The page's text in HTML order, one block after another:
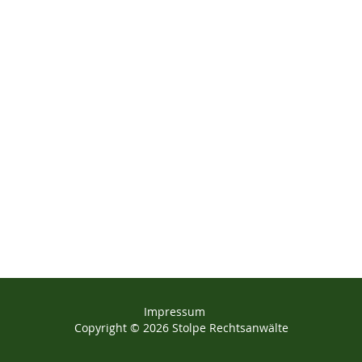
Impressum
Copyright © 2026 Stolpe Rechtsanwälte